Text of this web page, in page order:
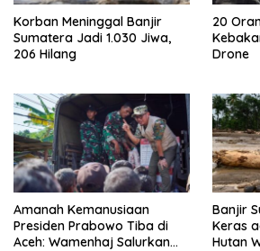
Korban Meninggal Banjir
Sumatera Jadi 1.030 Jiwa,
206 Hilang
20
Drone
Amanah Kemanusiaan
Presiden Prabowo Tiba di
Aceh: Wamenhaj Salurkan
Banjir
Keras
Hutan